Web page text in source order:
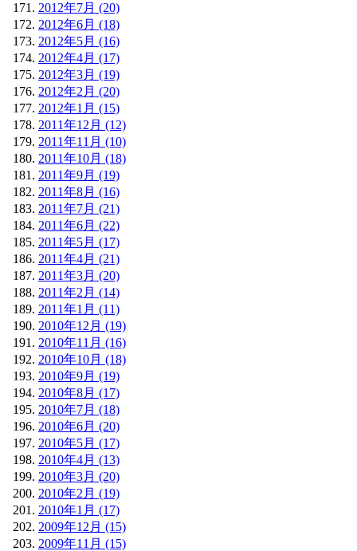
2012年7月 (20)
2012年6月 (18)
2012年5月 (16)
2012年4月 (17)
2012年3月 (19)
2012年2月 (20)
2012年1月 (15)
2011年12月 (12)
2011年11月 (10)
2011年10月 (18)
2011年9月 (19)
2011年8月 (16)
2011年7月 (21)
2011年6月 (22)
2011年5月 (17)
2011年4月 (21)
2011年3月 (20)
2011年2月 (14)
2011年1月 (11)
2010年12月 (19)
2010年11月 (16)
2010年10月 (18)
2010年9月 (19)
2010年8月 (17)
2010年7月 (18)
2010年6月 (20)
2010年5月 (17)
2010年4月 (13)
2010年3月 (20)
2010年2月 (19)
2010年1月 (17)
2009年12月 (15)
2009年11月 (15)